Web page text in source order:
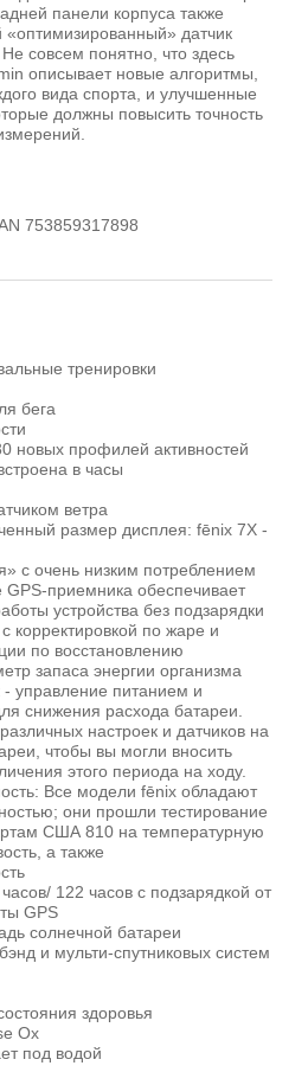
панели корпуса также
датчик
совсем понятно, что здесь
описывает новые алгоритмы,
вида спорта, и улучшенные
должны повысить точность
753859317898
тренировки
бега
новых профилей активностей
в часы
ветра
размер дисплея: fēnix 7X -
с очень низким потреблением
GPS-приемника обеспечивает
устройства без подзарядки
корректировкой по жаре и
по восстановлению
запаса энергии организма
управление питанием и
снижения расхода батареи.
настроек и датчиков на
чтобы вы могли вносить
этого периода на ходу.
Все модели fēnix обладают
они прошли тестирование
США 810 на температурную
а также
122 часов с подзарядкой от
GPS
солнечной батареи
и мульти-спутниковых систем
здоровья
Ox
под водой